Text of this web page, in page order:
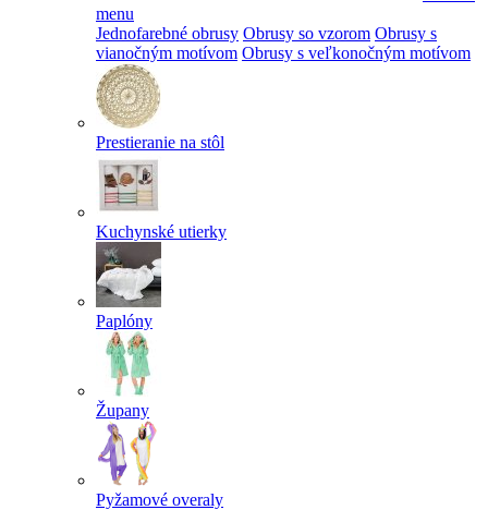
menu
Jednofarebné obrusy Obrusy so vzorom Obrusy s
vianočným motívom Obrusy s veľkonočným motívom
Prestieranie na stôl
Kuchynské utierky
Paplóny
Župany
Pyžamové overaly